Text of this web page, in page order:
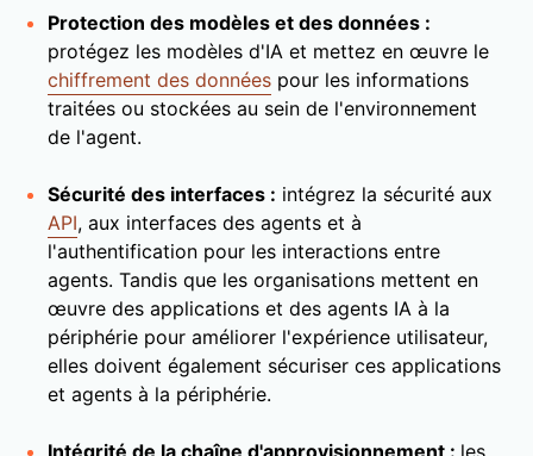
Protection des modèles et des données :
protégez les modèles d'IA et mettez en œuvre le
chiffrement des données pour les informations
traitées ou stockées au sein de l'environnement
de l'agent.
Sécurité des interfaces : intégrez la sécurité aux
API, aux interfaces des agents et à
l'authentification pour les interactions entre
agents. Tandis que les organisations mettent en
œuvre des applications et des agents IA à la
périphérie pour améliorer l'expérience utilisateur,
elles doivent également sécuriser ces applications
et agents à la périphérie.
Intégrité de la chaîne d'approvisionnement : les